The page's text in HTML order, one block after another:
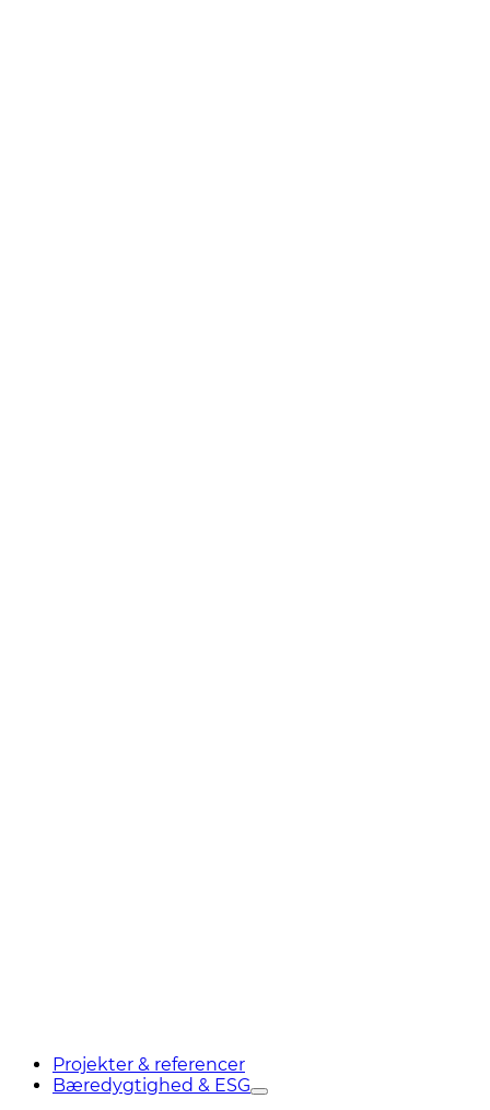
Projekter & referencer
Bæredygtighed & ESG